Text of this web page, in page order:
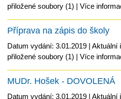
přiložené soubory (1) | Více
Příprava na zápis do školy
Datum vydání: 3.01.2019 | Aktuální
přiložené soubory (1) | Více
MUDr. Hošek - DOVOLENÁ
Datum vydání: 3.01.2019 | Aktuální